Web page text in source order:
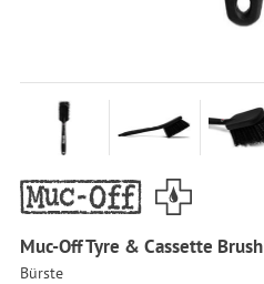
Muc-Off Tyre & Cassette Brush
Bürste